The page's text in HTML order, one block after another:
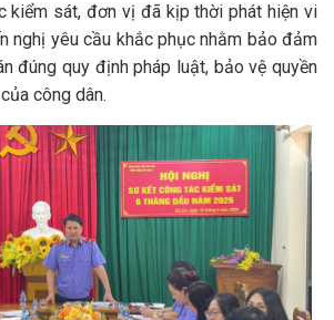
kiểm sát, đơn vị đã kịp thời phát hiện vi
nghị yêu cầu khắc phục nhằm bảo đảm
đúng quy định pháp luật, bảo vệ quyền
công dân.